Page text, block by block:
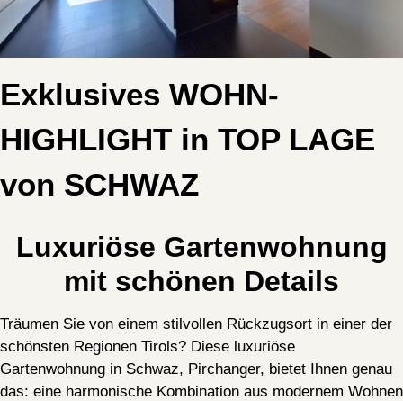
Exklusives WOHN-
HIGHLIGHT in TOP LAGE
von SCHWAZ
Luxuriöse Gartenwohnung
mit schönen Details
Träumen Sie von einem stilvollen Rückzugsort in einer der
schönsten Regionen Tirols? Diese luxuriöse
Gartenwohnung in Schwaz, Pirchanger, bietet Ihnen genau
das: eine harmonische Kombination aus modernem Wohnen